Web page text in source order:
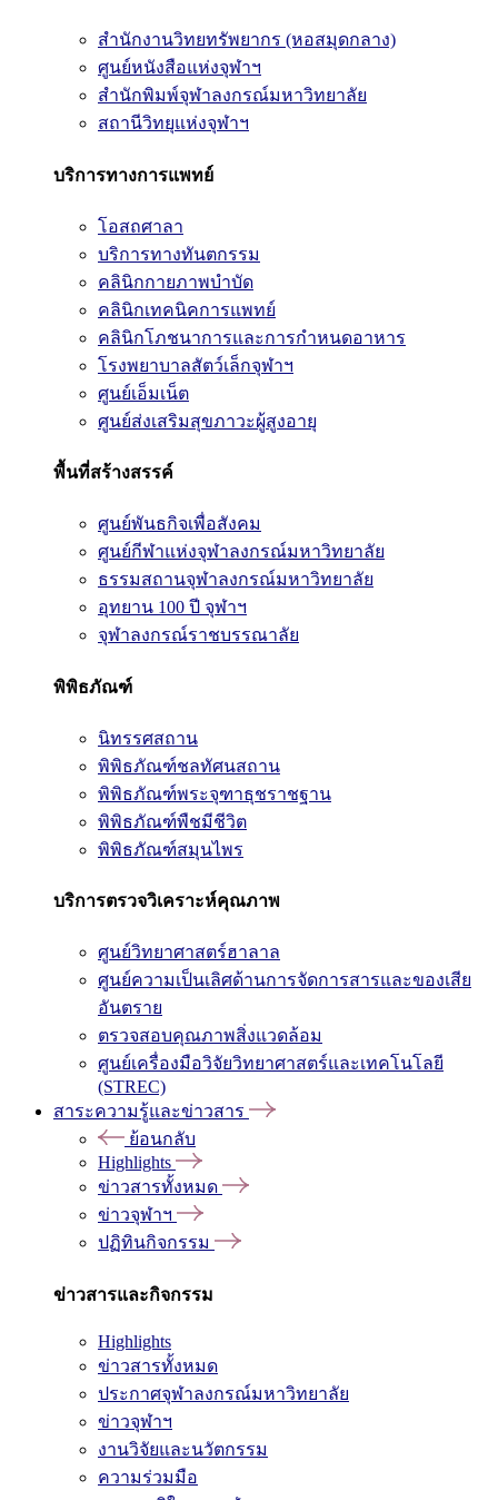
สำนักงานวิทยทรัพยากร (หอสมุดกลาง)
ศูนย์หนังสือแห่งจุฬาฯ
สำนักพิมพ์จุฬาลงกรณ์มหาวิทยาลัย
สถานีวิทยุแห่งจุฬาฯ
บริการทางการแพทย์
โอสถศาลา
บริการทางทันตกรรม
คลินิกกายภาพบำบัด
คลินิกเทคนิคการแพทย์
คลินิกโภชนาการและการกำหนดอาหาร
โรงพยาบาลสัตว์เล็กจุฬาฯ
ศูนย์เอ็มเน็ต
ศูนย์ส่งเสริมสุขภาวะผู้สูงอายุ
พื้นที่สร้างสรรค์
ศูนย์พันธกิจเพื่อสังคม
ศูนย์กีฬาแห่งจุฬาลงกรณ์มหาวิทยาลัย
ธรรมสถานจุฬาลงกรณ์มหาวิทยาลัย
อุทยาน 100 ปี จุฬาฯ
จุฬาลงกรณ์ราชบรรณาลัย
พิพิธภัณฑ์
นิทรรศสถาน
พิพิธภัณฑ์ชลทัศนสถาน
พิพิธภัณฑ์พระจุฑาธุชราชฐาน
พิพิธภัณฑ์พืชมีชีวิต
พิพิธภัณฑ์สมุนไพร
บริการตรวจวิเคราะห์คุณภาพ
ศูนย์วิทยาศาสตร์ฮาลาล
ศูนย์ความเป็นเลิศด้านการจัดการสารและของเสีย
อันตราย
ตรวจสอบคุณภาพสิ่งแวดล้อม
ศูนย์เครื่องมือวิจัยวิทยาศาสตร์และเทคโนโลยี
(STREC)
สาระความรู้และข่าวสาร
ย้อนกลับ
Highlights
ข่าวสารทั้งหมด
ข่าวจุฬาฯ
ปฏิทินกิจกรรม
ข่าวสารและกิจกรรม
Highlights
ข่าวสารทั้งหมด
ประกาศจุฬาลงกรณ์มหาวิทยาลัย
ข่าวจุฬาฯ
งานวิจัยและนวัตกรรม
ความร่วมมือ